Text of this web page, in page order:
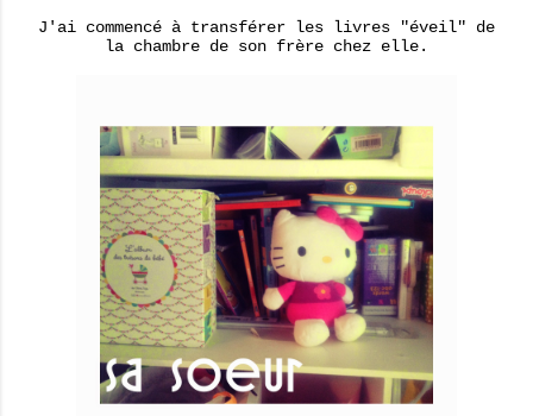
J'ai commencé à transférer les livres "éveil" de
la chambre de son frère chez elle.